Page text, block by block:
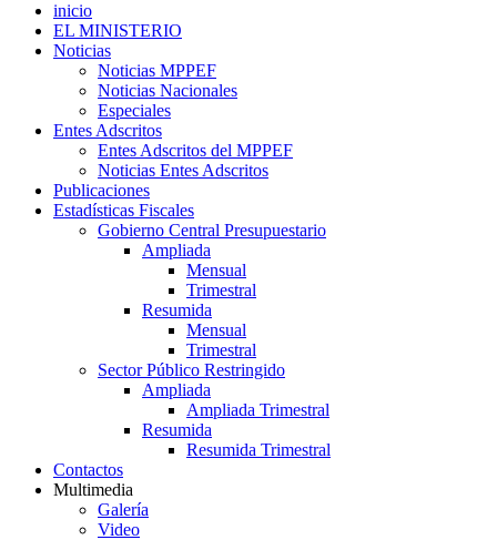
inicio
EL MINISTERIO
Noticias
Noticias MPPEF
Noticias Nacionales
Especiales
Entes Adscritos
Entes Adscritos del MPPEF
Noticias Entes Adscritos
Publicaciones
Estadísticas Fiscales
Gobierno Central Presupuestario
Ampliada
Mensual
Trimestral
Resumida
Mensual
Trimestral
Sector Público Restringido
Ampliada
Ampliada Trimestral
Resumida
Resumida Trimestral
Contactos
Multimedia
Galería
Video